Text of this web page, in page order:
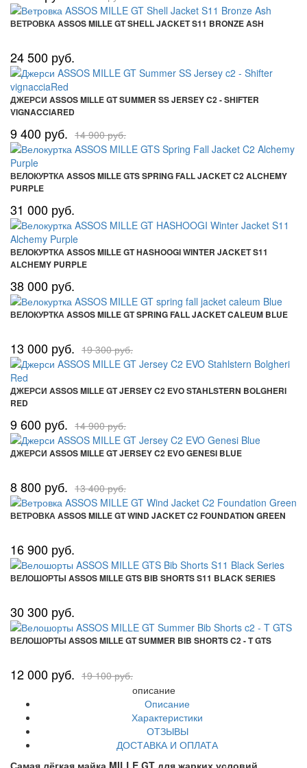
ВЕТРОВКА ASSOS MILLE GT SHELL JACKET S11 BRONZE ASH
24 500 руб.
ДЖЕРСИ ASSOS MILLE GT SUMMER SS JERSEY C2 - SHIFTER
VIGNACCIARED
9 400 руб. 14 900 руб.
ВЕЛОКУРТКА ASSOS MILLE GTS SPRING FALL JACKET C2 ALCHEMY
PURPLE
31 000 руб.
ВЕЛОКУРТКА ASSOS MILLE GT HASHOOGI WINTER JACKET S11
ALCHEMY PURPLE
38 000 руб.
ВЕЛОКУРТКА ASSOS MILLE GT SPRING FALL JACKET CALEUM BLUE
13 000 руб. 19 300 руб.
ДЖЕРСИ ASSOS MILLE GT JERSEY C2 EVO STAHLSTERN BOLGHERI
RED
9 600 руб. 14 900 руб.
ДЖЕРСИ ASSOS MILLE GT JERSEY C2 EVO GENESI BLUE
8 800 руб. 13 400 руб.
ВЕТРОВКА ASSOS MILLE GT WIND JACKET C2 FOUNDATION GREEN
16 900 руб.
ВЕЛОШОРТЫ ASSOS MILLE GTS BIB SHORTS S11 BLACK SERIES
30 300 руб.
ВЕЛОШОРТЫ ASSOS MILLE GT SUMMER BIB SHORTS C2 - T GTS
12 000 руб. 19 100 руб.
описание
Описание
Характеристики
ОТЗЫВЫ
ДОСТАВКА И ОПЛАТА
Самая лёгкая майка MILLE GT для жарких условий